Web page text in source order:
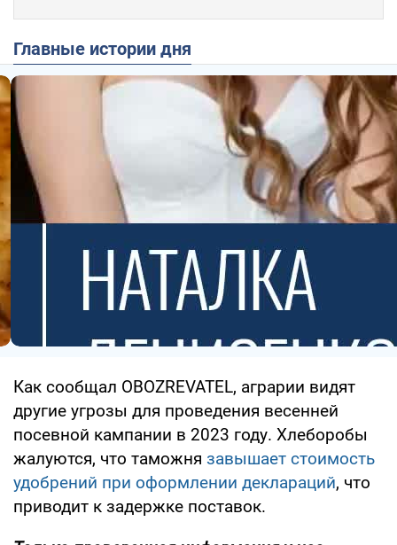
Главные истории дня
Как сообщал OBOZREVATEL, аграрии видят
другие угрозы для проведения весенней
посевной кампании в 2023 году. Хлеборобы
жалуются, что таможня завышает стоимость
удобрений при оформлении деклараций, что
приводит к задержке поставок.